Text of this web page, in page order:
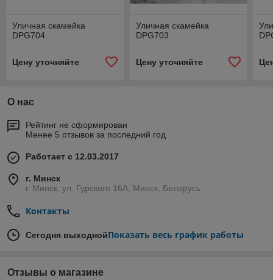
Уличная скамейка
DPG704
Цену уточняйте
Уличная скамейка
DPG703
Цену уточняйте
О нас
Рейтинг не сформирован
Менее 5 отзывов за последний год
Работает с 12.03.2017
г. Минск
г. Минск, ул. Гурского 16А, Минск, Беларусь
Контакты
Сегодня выходнойПоказать весь график работы
Отзывы о магазине